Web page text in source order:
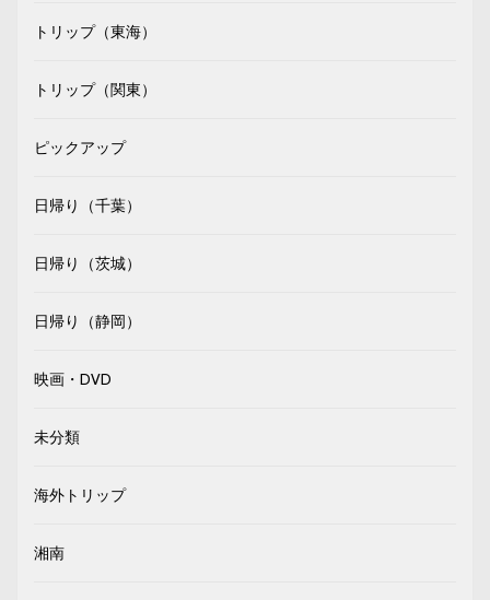
トリップ（東海）
トリップ（関東）
ピックアップ
日帰り（千葉）
日帰り（茨城）
日帰り（静岡）
映画・DVD
未分類
海外トリップ
湘南